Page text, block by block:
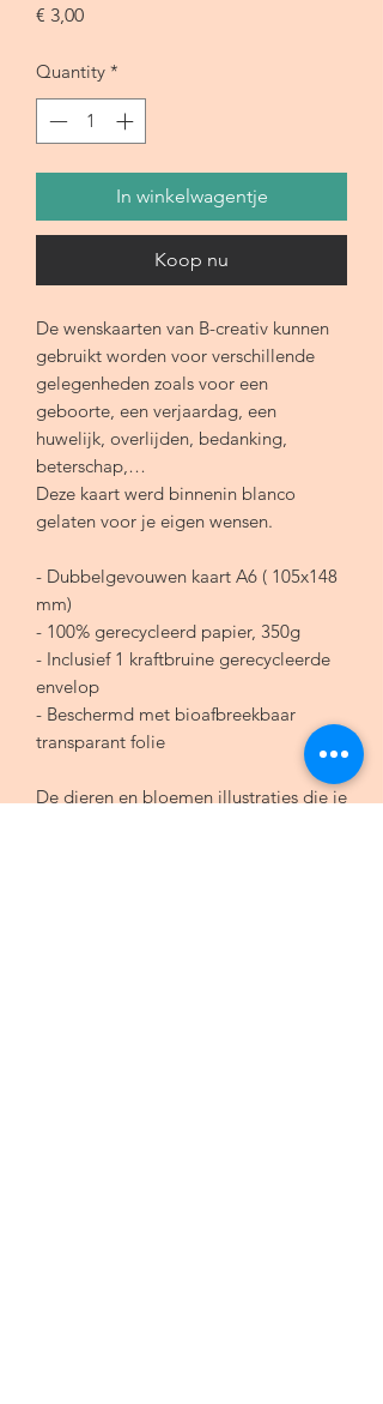
€ 3,00Price
Quantity *
In winkelwagentje
Koop nu
De wenskaarten van B-creativ kunnen
gebruikt worden voor verschillende
gelegenheden zoals voor een
geboorte, een verjaardag, een
huwelijk, overlijden, bedanking,
beterschap,…
Deze kaart werd binnenin blanco
gelaten voor je eigen wensen.
- Dubbelgevouwen kaart A6 ( 105x148
mm)
- 100% gerecycleerd papier, 350g
- Inclusief 1 kraftbruine gerecycleerde
envelop
- Beschermd met bioafbreekbaar
transparant folie
De dieren en bloemen illustraties die je